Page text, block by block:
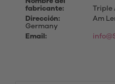
fabricante:
Triple
Dirección:
Am
Germany
Email: